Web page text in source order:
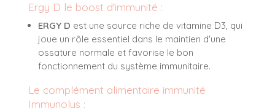
Ergy D le boost d'immunité :
ERGY D est une source riche de vitamine D3, qui
joue un rôle essentiel dans le maintien d'une
ossature normale et favorise le bon
fonctionnement du système immunitaire.
Le complément alimentaire immunité
Immunolys :